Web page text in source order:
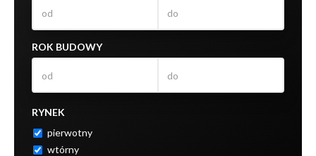
ROK BUDOWY
RYNEK
pierwotny
wtórny